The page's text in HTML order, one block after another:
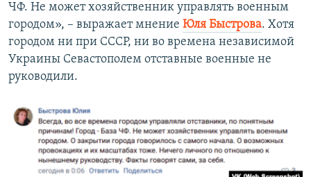
ЧФ. Не может хозяйственник управлять военным
городом», – выражает мнение Юля Быстрова. Хотя
городом ни при СССР, ни во времена независимой
Украины Севастополем отставные военные не
руководили.